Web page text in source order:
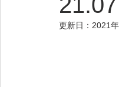
更新日： 2021